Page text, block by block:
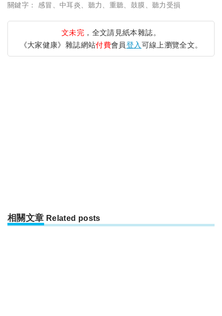
關鍵字： 感冒 中耳炎 聽力 重聽 鼓膜 聽力受損
文未完 ，全文請見紙本雜誌。
《大家健康》雜誌網站付費會員登入 可線上瀏覽全文。
相關文章 Related posts